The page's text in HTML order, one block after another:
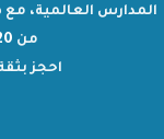
المدارس العالمية،
من 20
احجز